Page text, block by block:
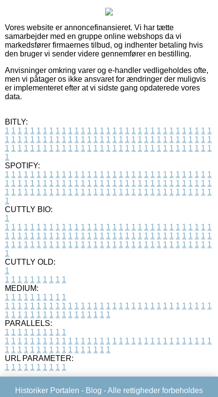
Vores website er annoncefinansieret. Vi har tætte
samarbejder med en gruppe online webshops da vi
markedsfører firmaernes tilbud, og indhenter betaling hvis
den bruger vi sender videre gennemfører en bestilling.
Anvisninger omkring varer og e-handler vedligeholdes ofte,
men vi påtager os ikke ansvaret for ændringer der muligvis
er implementeret efter at vi sidste gang opdaterede vores
data.
BITLY:
1 1 1 1 1 1 1 1 1 1 1 1 1 1 1 1 1 1 1 1 1 1 1 1 1 1 1 1 1 1 1 1 1
1 1 1 1 1 1 1 1 1 1 1 1 1 1 1 1 1 1 1 1 1 1 1 1 1 1 1 1 1 1 1 1 1
1 1 1 1 1 1 1 1 1 1 1 1 1 1 1 1 1 1 1 1 1 1 1 1 1 1 1 1 1 1 1 1 1
1
SPOTIFY:
1 1 1 1 1 1 1 1 1 1 1 1 1 1 1 1 1 1 1 1 1 1 1 1 1 1 1 1 1 1 1 1 1
1 1 1 1 1 1 1 1 1 1 1 1 1 1 1 1 1 1 1 1 1 1 1 1 1 1 1 1 1 1 1 1 1
1 1 1 1 1 1 1 1 1 1 1 1 1 1 1 1 1 1 1 1 1 1 1 1 1 1 1 1 1 1 1 1 1
1
CUTTLY BIO:
1
1 1 1 1 1 1 1 1 1 1 1 1 1 1 1 1 1 1 1 1 1 1 1 1 1 1 1 1 1 1 1 1 1
1 1 1 1 1 1 1 1 1 1 1 1 1 1 1 1 1 1 1 1 1 1 1 1 1 1 1 1 1 1 1 1 1
1 1 1 1 1 1 1 1 1 1 1 1 1 1 1 1 1 1 1 1 1 1 1 1 1 1 1 1 1 1 1 1 1
1
CUTTLY OLD:
1
1 1 1 1 1 1 1 1 1 1
MEDIUM:
1 1 1 1 1 1 1 1 1 1
1 1 1 1 1 1 1 1 1 1 1 1 1 1 1 1 1 1 1 1 1 1 1 1 1 1 1 1 1 1 1 1 1
1 1 1 1 1 1 1 1 1 1 1 1 1 1 1 1 1
PARALLELS:
1 1 1 1 1 1 1 1 1 1
1 1 1 1 1 1 1 1 1 1 1 1 1 1 1 1 1 1 1 1 1 1 1 1 1 1 1 1 1 1 1 1 1
1 1 1 1 1 1 1 1 1 1 1 1 1 1 1 1 1
URL PARAMETER:
1 1 1 1 1 1 1 1 1 1
Historiker Portalen - Blog - Alle rettigheder forbeholdes